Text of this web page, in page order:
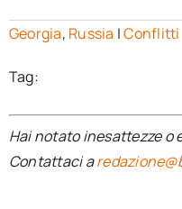
Georgia, Russia |Conflitti
Tag:
Hai notato inesattezze o
Contattaci a